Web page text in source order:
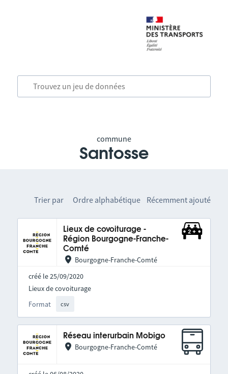
commune
Santosse
Trier par Ordre alphabétique Récemment ajouté
Lieux de covoiturage -
Région Bourgogne-Franche-
Comté
Bourgogne-Franche-Comté
créé le 25/09/2020
Format csv
Lieux de covoiturage
Réseau interurbain Mobigo
Bourgogne-Franche-Comté